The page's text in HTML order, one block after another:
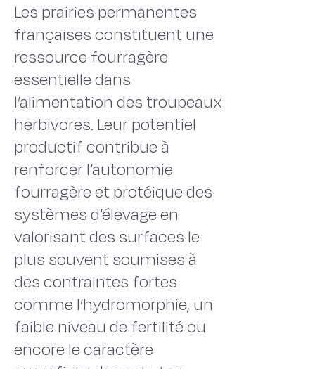
Les prairies permanentes
françaises constituent une
ressource fourragère
essentielle dans
l’alimentation des troupeaux
herbivores. Leur potentiel
productif contribue à
renforcer l’autonomie
fourragère et protéique des
systèmes d’élevage en
valorisant des surfaces le
plus souvent soumises à
des contraintes fortes
comme l’hydromorphie, un
faible niveau de fertilité ou
encore le caractère